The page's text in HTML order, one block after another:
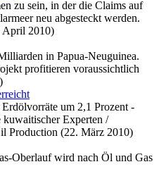
zu sein, in der die Claims auf
neu abgesteckt werden.
April 2010)
in Papua-Neuguinea.
profitieren voraussichtlich
um 2,1 Prozent -
kuwaitischer Experten /
Production (22. März 2010)
Oberlauf wird nach Öl und Gas